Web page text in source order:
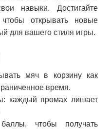
навыки. Достигайте
чтобы открывать новые
для вашего стиля игры.
мяч в корзину как
время.
каждый промах лишает
чтобы получать